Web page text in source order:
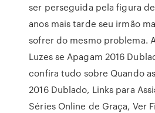
ser perseguida pela figura
anos mais tarde seu irmão
sofrer do mesmo problema.
Luzes se Apagam 2016
confira tudo sobre Quando
2016 Dublado, Links para
Séries Online de Graça, Ver